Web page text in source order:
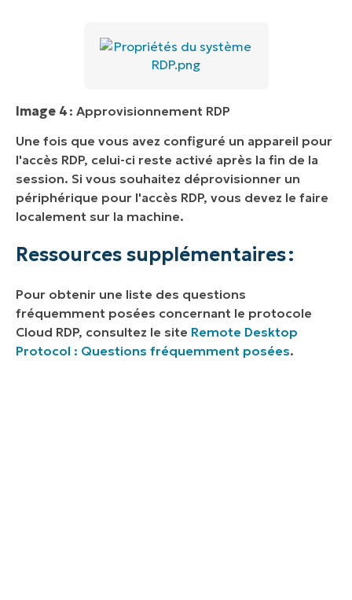
Image 4 : Approvisionnement RDP
Une fois que vous avez configuré un appareil pour
l'accès RDP, celui-ci reste activé après la fin de la
session. Si vous souhaitez déprovisionner un
périphérique pour l'accès RDP, vous devez le faire
localement sur la machine.
Ressources supplémentaires :
Pour obtenir une liste des questions
fréquemment posées concernant le protocole
Cloud RDP, consultez le site Remote Desktop
Protocol : Questions fréquemment posées.